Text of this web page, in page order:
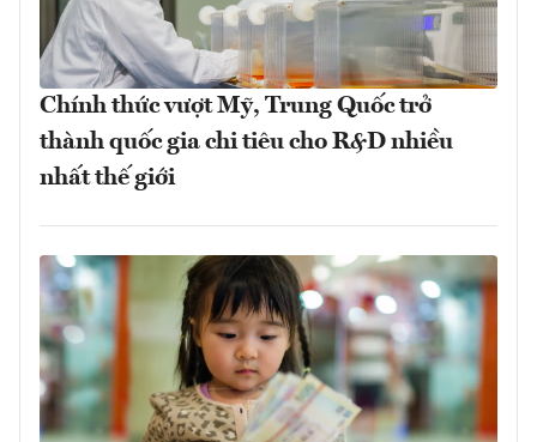
Chính thức vượt Mỹ, Trung Quốc trở
thành quốc gia chi tiêu cho R&D nhiều
nhất thế giới